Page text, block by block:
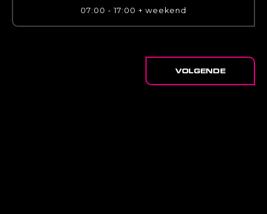
07:00 - 17:00 + weekend
VOLGENDE